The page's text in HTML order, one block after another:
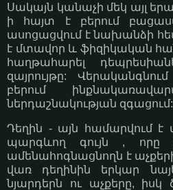
Սակայն կանաչի մեկ այլ
ի հայտ է բերում
ասոցացվում է նախանձի
է մտավոր և ֆիզիկական
հաղթահարել
զայրույթը:
բերում
ներդաշնակության զգացում:
Դեղին - այն համարվում է
պարգևող գույն , որը
ամենահոգնացնողն է
վառ դեղինին երկար
նյարդերն ու աչքերը, իսկ